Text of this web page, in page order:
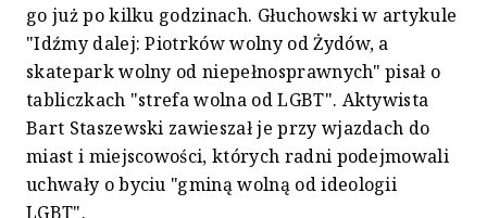
go już po kilku godzinach. Głuchowski w artykule
"Idźmy dalej: Piotrków wolny od Żydów, a
skatepark wolny od niepełnosprawnych" pisał o
tabliczkach "strefa wolna od LGBT". Aktywista
Bart Staszewski zawieszał je przy wjazdach do
miast i miejscowości, których radni podejmowali
uchwały o byciu "gminą wolną od ideologii
LGBT".